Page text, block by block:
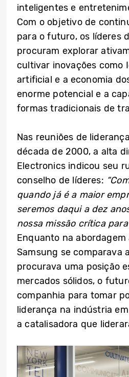
inteligentes e
Com o objetivo de
para o futuro, os líderes
procuram explorar
cultivar inovações como
artificial e a economia
enorme potencial e a
formas tradicionais de
Nas reuniões de
década de 2000, a alta
Electronics indicou seu
conselho de líderes:
quando já é a maior
seremos daqui a dez
nossa missão crítica para
Enquanto na abordagem
Samsung se comparava
procurava uma posição
mercados sólidos, o
companhia para tomar
liderança na indústria
a catalisadora que